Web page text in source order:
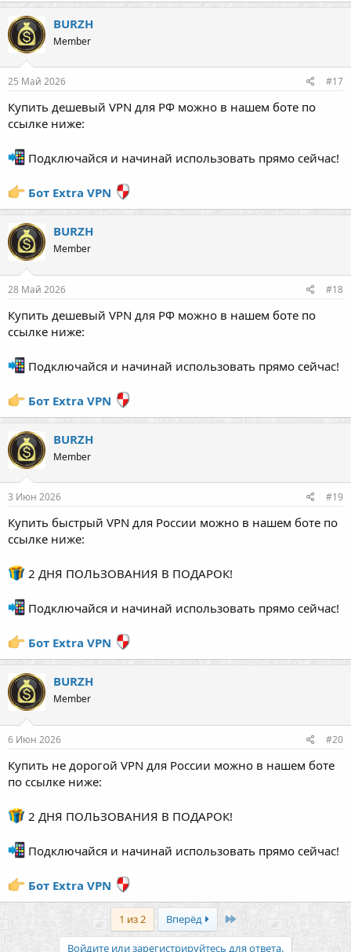
BURZH
Member
25 Май 2026 #17
Купить дешевый VPN для РФ можно в нашем боте по
ссылке ниже:
Подключайся и начинай использовать прямо сейчас!
Бот Extra VPN
BURZH
Member
28 Май 2026 #18
Купить дешевый VPN для РФ можно в нашем боте по
ссылке ниже:
Подключайся и начинай использовать прямо сейчас!
Бот Extra VPN
BURZH
Member
3 Июн 2026 #19
Купить быстрый VPN для России можно в нашем боте по
ссылке ниже:
2 ДНЯ ПОЛЬЗОВАНИЯ В ПОДАРОК!
Подключайся и начинай использовать прямо сейчас!
Бот Extra VPN
BURZH
Member
6 Июн 2026 #20
Купить не дорогой VPN для России можно в нашем боте
по ссылке ниже:
2 ДНЯ ПОЛЬЗОВАНИЯ В ПОДАРОК!
Подключайся и начинай использовать прямо сейчас!
Бот Extra VPN
1 из 2 Вперёд Last
Войдите или зарегистрируйтесь для ответа.